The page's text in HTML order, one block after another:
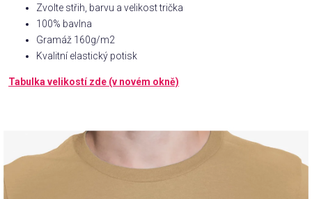
Povolání,
zájmy a
sport
Domácnost
Zvolte střih, barvu a velikost trička
100% bavlna
Gramáž 160g/m2
Kvalitní elastický potisk
Tabulka velikostí zde (v novém okně)